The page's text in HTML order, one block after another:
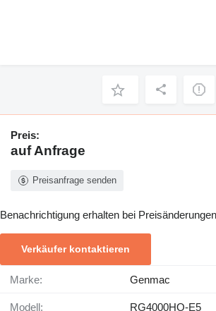
Preis:
auf Anfrage
Preisanfrage senden
Benachrichtigung erhalten bei Preisänderungen
Verkäufer kontaktieren
Marke: Genmac
Modell: RG4000HO-E5